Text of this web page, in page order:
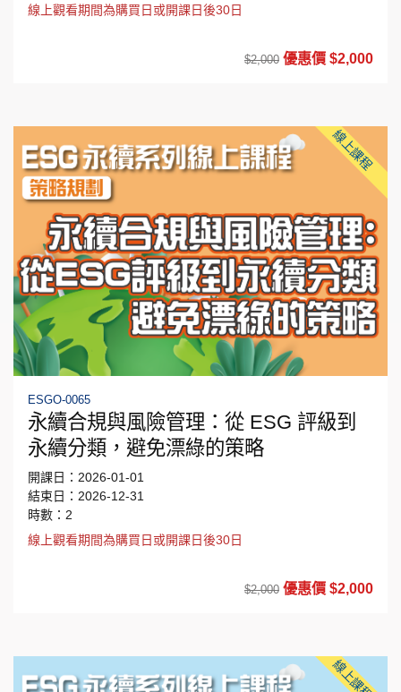
線上觀看期間為購買日或開課日後30日
$2,000 優惠價 $2,000
線上課程
ESGO-0065
永續合規與風險管理：從 ESG 評級到
永續分類，避免漂綠的策略
開課日：2026-01-01
結束日：2026-12-31
時數：2
線上觀看期間為購買日或開課日後30日
$2,000 優惠價 $2,000
線上課程